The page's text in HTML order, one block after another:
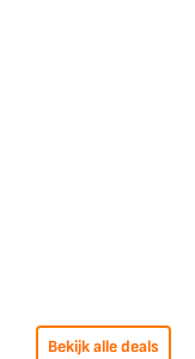
Bekijk alle deals